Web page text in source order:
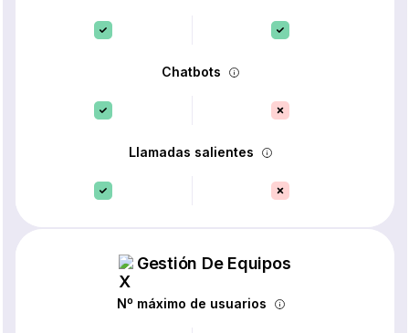
Chatbots
Llamadas salientes
Gestión De Equipos
Nº máximo de usuarios